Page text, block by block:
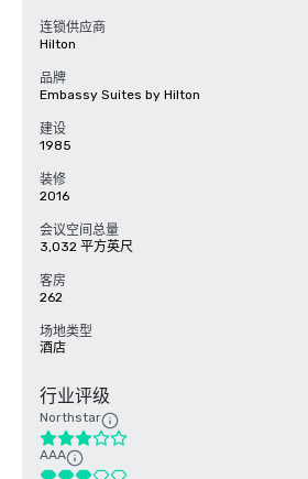
连锁供应商
Hilton
品牌
Embassy Suites by Hilton
建设
1985
装修
2016
会议空间总量
3,032 平方英尺
客房
262
场地类型
酒店
行业评级
Northstar
AAA